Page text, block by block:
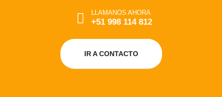
LLAMANOS AHORA
+51 998 114 812
IR A CONTACTO